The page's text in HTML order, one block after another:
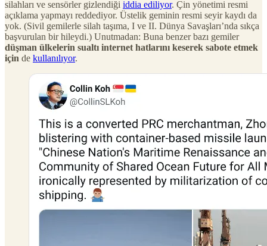
silahları ve sensörler gizlendiği iddia ediliyor. Çin yönetimi resmi
açıklama yapmayı reddediyor. Üstelik geminin resmi seyir kaydı da
yok. (Sivil gemilerle silah taşıma, I ve II. Dünya Savaşları’nda sıkça
başvurulan bir hileydi.) Unutmadan: Buna benzer bazı gemiler
düşman ülkelerin sualtı internet hatlarını keserek sabote etmek
için de kullanılıyor.